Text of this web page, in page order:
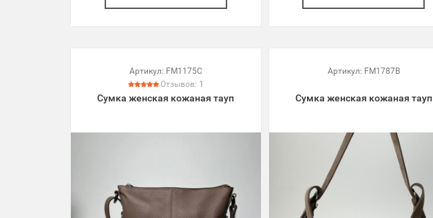
Артикул: FM1175C
Отзывов: 1
Сумка женская кожаная тауп
Артикул: FM1787B
Сумка женская кожаная тауп